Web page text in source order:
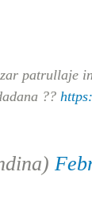
patrullaje
??